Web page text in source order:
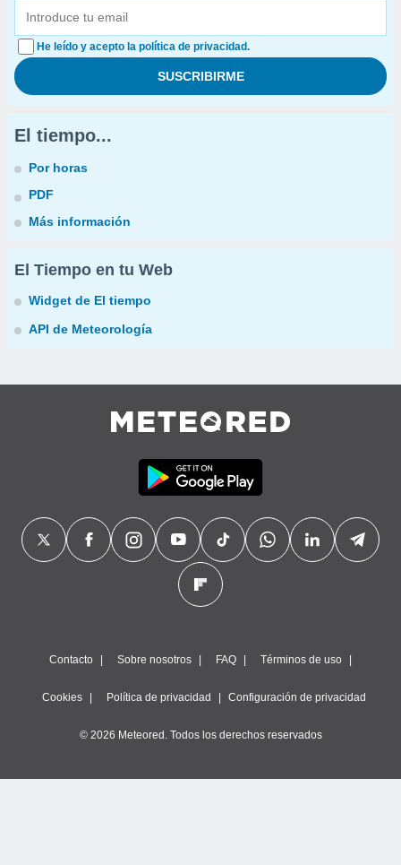
He leído y acepto la política de privacidad.
El tiempo...
Por horas
PDF
Más información
El Tiempo en tu Web
Widget de El tiempo
API de Meteorología
Contacto Sobre nosotros FAQ Términos de uso
Cookies Política de privacidad Configuración de privacidad
© 2026 Meteored. Todos los derechos reservados